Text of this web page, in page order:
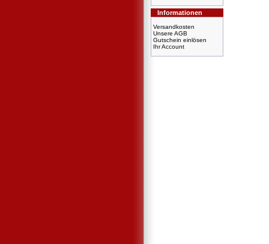
Informationen
Versandkosten
Unsere AGB
Gutschein einlösen
Ihr Account